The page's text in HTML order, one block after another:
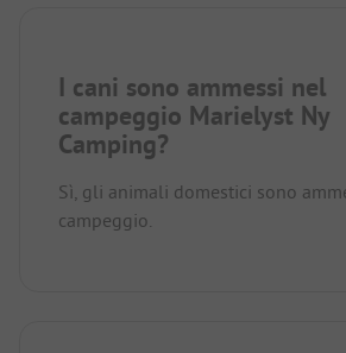
I cani sono ammessi nel
campeggio Marielyst Ny
Camping?
Sì, gli animali domestici sono
campeggio.